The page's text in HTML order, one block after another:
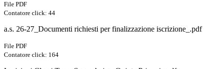
File PDF
Contatore click: 44
a.s. 26-27_Documenti richiesti per finalizzazione iscrizione_.pdf
File PDF
Contatore click: 164